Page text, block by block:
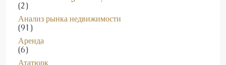
Анализ рынка недвижимости
(91)
Аренда
(6)
Ататюрк
(8)